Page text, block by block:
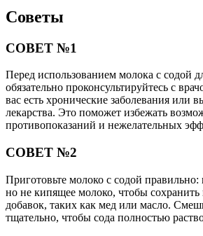
Советы
СОВЕТ №1
Перед использованием молока с содой
обязательно проконсультируйтесь с
вас есть хронические заболевания или
лекарства. Это поможет избежать
противопоказаний и нежелательных
СОВЕТ №2
Приготовьте молоко с содой правильно:
но не кипящее молоко, чтобы сохранить
добавок, таких как мед или масло.
тщательно, чтобы сода полностью